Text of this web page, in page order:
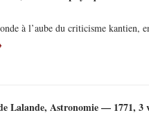
à l’aube du criticisme kantien,
Lalande, Astronomie — 1771, 3